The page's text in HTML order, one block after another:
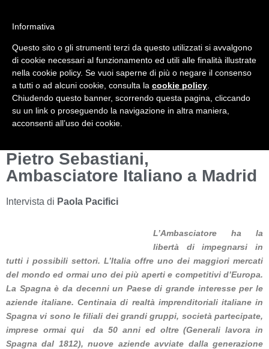
Mondo Italiano nel Mondo
LE INTERVISTE SONO AGLI ITALIANI CHE
RICOPRONO RUOLI ISTITUZIONALI, A
QUELLI CHE RAPPRESENTANO LA
SOCIETÀ E A CHI È UN "COMUNE
CITTADINO" ...
PER TUTTO QUESTO SIAMO "ORGOGLIOSI
DI ESSERE ITALIANI"
Pietro Sebastiani,
Ambasciatore Italiano a Madrid
Intervista di Paola Pacifici
L’Ambasciatore ha la
libertà di impegnarsi in
tutti i possibili settori. L’Italia offre uno dei maggiori mercati
del mondo ed ormai uno dei più aperti e competitivi d’Europa.
La Spagna è da decenni un Paese di grande interesse per le
aziende italiane. Centinaia di realtà imprenditoriali italiane in
Spagna vi sono le filiali dei grandi gruppi, società partecipate,
imprese ormai qui da 50 anni ed oltre (Generali lavora in
Spagna dal 1812), nuove aziende avviate dalla generazione
Informativa
Questo sito o gli strumenti terzi da questo utilizzati si avvalgono
di cookie necessari al funzionamento ed utili alle finalità illustrate
nella cookie policy. Se vuoi saperne di più o negare il consenso
a tutti o ad alcuni cookie, consulta la cookie policy
Chiudendo questo banner, scorrendo questa pagina, cliccando
su un link o proseguendo la navigazione in altra maniera,
acconsenti all’uso dei cookie.